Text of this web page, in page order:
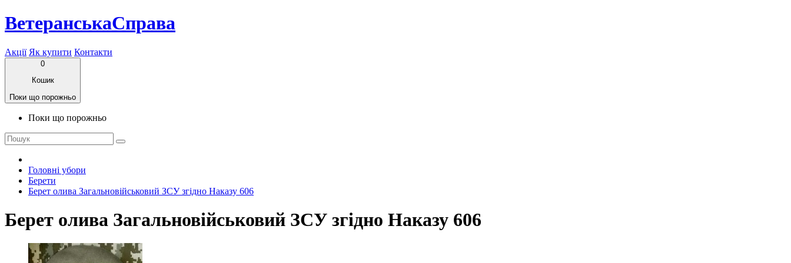
ВетеранськаСправа
Акції Як купити Контакти
0
Кошик
Поки що порожньо
Поки що порожньо
Головні убори
Берети
Берет олива Загальновійськовий ЗСУ згідно Наказу 606
Берет олива Загальновійськовий ЗСУ згідно Наказу 606